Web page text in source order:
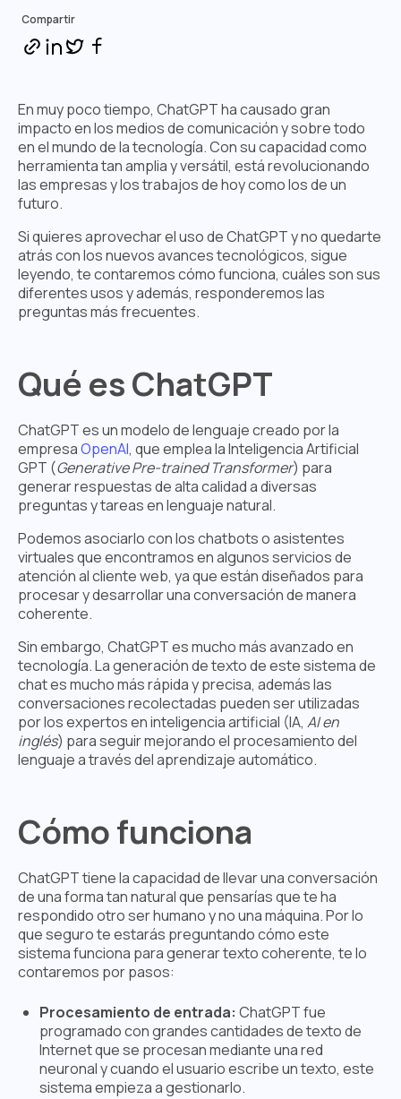
Compartir
En muy poco tiempo, ChatGPT ha causado gran
impacto en los medios de comunicación y sobre todo
en el mundo de la tecnología. Con su capacidad como
herramienta tan amplia y versátil, está revolucionando
las empresas y los trabajos de hoy como los de un
futuro.
Si quieres aprovechar el uso de ChatGPT y no quedarte
atrás con los nuevos avances tecnológicos, sigue
leyendo, te contaremos cómo funciona, cuáles son sus
diferentes usos y además, responderemos las
preguntas más frecuentes.
Qué es ChatGPT
ChatGPT es un modelo de lenguaje creado por la
empresaOpenAI, que emplea la Inteligencia Artificial
GPT (Generative Pre-trained Transformer) para
generar respuestas de alta calidad a diversas
preguntas y tareas en lenguaje natural.
Podemos asociarlo con los chatbots o asistentes
virtuales que encontramos en algunos servicios de
atención al cliente web, ya que están diseñados para
procesar y desarrollar una conversación de manera
coherente.
Sin embargo, ChatGPT es mucho más avanzado en
tecnología. La generación de texto de este sistema de
chat es mucho más rápida y precisa, además las
conversaciones recolectadas pueden ser utilizadas
por los expertos en inteligencia artificial (IA, AI en
inglés) para seguir mejorando el procesamiento del
lenguaje a través del aprendizaje automático.
Cómo funciona
ChatGPT tiene la capacidad de llevar una conversación
de una forma tan natural que pensarías que te ha
respondido otro ser humano y no una máquina. Por lo
que seguro te estarás preguntando cómo este
sistema funciona para generar texto coherente, te lo
contaremos por pasos:
Procesamiento de entrada: ChatGPT fue
programado con grandes cantidades de texto de
Internet que se procesan mediante una red
neuronal y cuando el usuario escribe un texto, este
sistema empieza a gestionarlo.